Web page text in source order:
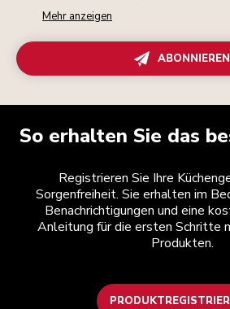
Mehr anzeigen
ABONNIEREN
So erhalten Sie das
Registrieren Sie Ihre
Sorgenfreiheit. Sie erhalten im
Benachrichtigungen und eine
Anleitung für die ersten Schritte
Produkten.